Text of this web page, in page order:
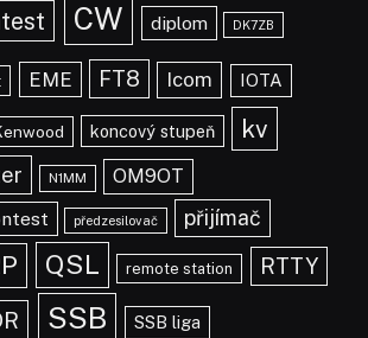
CW diplom DK7ZB
EME FT8 Icom IOTA
koncový stupeň kv
N1MM
OM9OT
předzesilovač přijímač
QSL remote station RTTY
SSB SSB liga